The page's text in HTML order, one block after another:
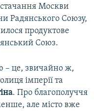
Москви
Радянського Союзу,
продуктове
Союз.
– це, звичайно ж,
імперії та
. Про благополуччя
але місто вже